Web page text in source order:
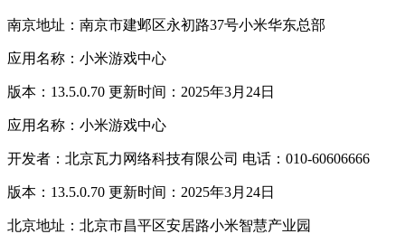
南京地址：南京市建邺区永初路37号小米华东总部
应用名称：小米游戏中心
版本：13.5.0.70 更新时间：2025年3月24日
应用名称：小米游戏中心
开发者：北京瓦力网络科技有限公司 电话：010-60606666
版本：13.5.0.70 更新时间：2025年3月24日
北京地址：北京市昌平区安居路小米智慧产业园